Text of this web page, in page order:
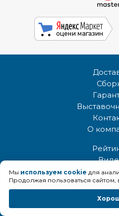
О
Статьи
Мы используем cookie для
Продолжая пользоваться сайтом,